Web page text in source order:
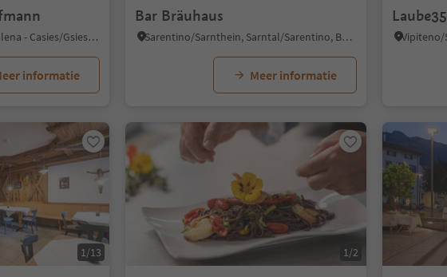
S. Maddalena/St. Magdalena - Casies/Gsies, Gsies/Valle di Casies
informatie
Bar Bräuhaus
Sarentino/Sarnthein, Sarntal/Sarentino, Bolzano/Bozen and environs
Meer informatie
Laube35
1/13 1/2